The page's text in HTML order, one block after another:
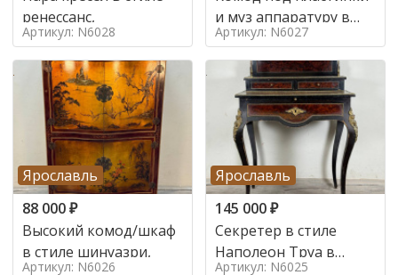
ренессанс,
Артикул: N6028
и муз аппаратуру в
стиле шинуазри,
Артикул: N6027
Ярославль
88 000₽
Высокий комод/шкаф
в стиле шинуазри,
Артикул: N6026
Ярославль
145 000₽
Секретер в стиле
Наполеон Труа в
Артикул: N6025